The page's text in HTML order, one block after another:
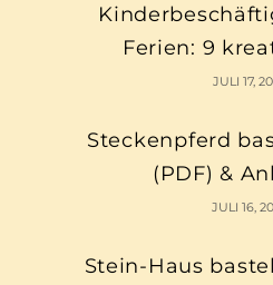
Ferien: 9
JULI 17,
Steckenpferd
(PDF) &
JULI 16,
Stein-Haus